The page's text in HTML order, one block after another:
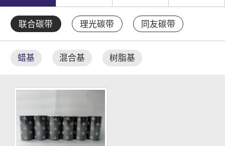
联合碳带 理光碳带 同友碳带
蜡基 混合基 树脂基